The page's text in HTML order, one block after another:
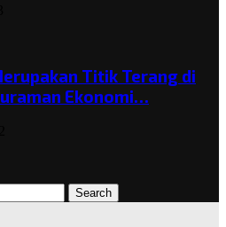
Titik Terang di
Ekonomi…
Search